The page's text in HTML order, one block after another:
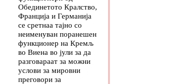
Обединетото Кралство,
Франција и Германија
се сретнаа тајно со
неименуван поранешен
функционер на Кремљ
во Виена во јули за да
разговараат за можни
услови за мировни
преговори за